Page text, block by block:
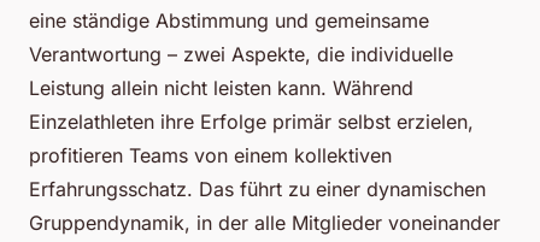
eine ständige Abstimmung und gemeinsame
Verantwortung – zwei Aspekte, die individuelle
Leistung allein nicht leisten kann. Während
Einzelathleten ihre Erfolge primär selbst erzielen,
profitieren Teams von einem kollektiven
Erfahrungsschatz. Das führt zu einer dynamischen
Gruppendynamik, in der alle Mitglieder voneinander